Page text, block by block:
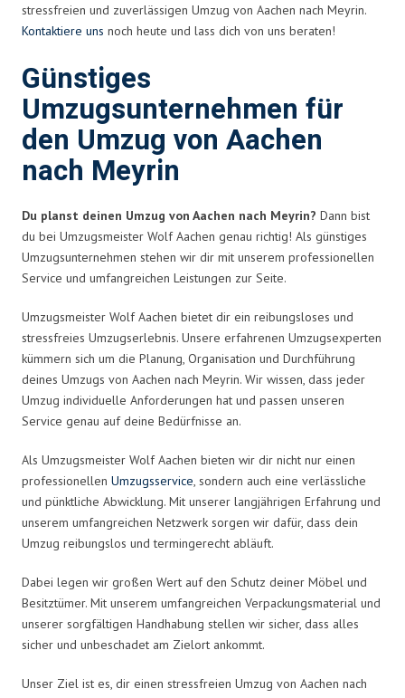
stressfreien und zuverlässigen Umzug von Aachen nach Meyrin.
Kontaktiere uns noch heute und lass dich von uns beraten!
Günstiges
Umzugsunternehmen für
den Umzug von Aachen
nach Meyrin
Du planst deinen Umzug von Aachen nach Meyrin? Dann bist
du bei Umzugsmeister Wolf Aachen genau richtig! Als günstiges
Umzugsunternehmen stehen wir dir mit unserem professionellen
Service und umfangreichen Leistungen zur Seite.
Umzugsmeister Wolf Aachen bietet dir ein reibungsloses und
stressfreies Umzugserlebnis. Unsere erfahrenen Umzugsexperten
kümmern sich um die Planung, Organisation und Durchführung
deines Umzugs von Aachen nach Meyrin. Wir wissen, dass jeder
Umzug individuelle Anforderungen hat und passen unseren
Service genau auf deine Bedürfnisse an.
Als Umzugsmeister Wolf Aachen bieten wir dir nicht nur einen
professionellen Umzugsservice, sondern auch eine verlässliche
und pünktliche Abwicklung. Mit unserer langjährigen Erfahrung und
unserem umfangreichen Netzwerk sorgen wir dafür, dass dein
Umzug reibungslos und termingerecht abläuft.
Dabei legen wir großen Wert auf den Schutz deiner Möbel und
Besitztümer. Mit unserem umfangreichen Verpackungsmaterial und
unserer sorgfältigen Handhabung stellen wir sicher, dass alles
sicher und unbeschadet am Zielort ankommt.
Unser Ziel ist es, dir einen stressfreien Umzug von Aachen nach